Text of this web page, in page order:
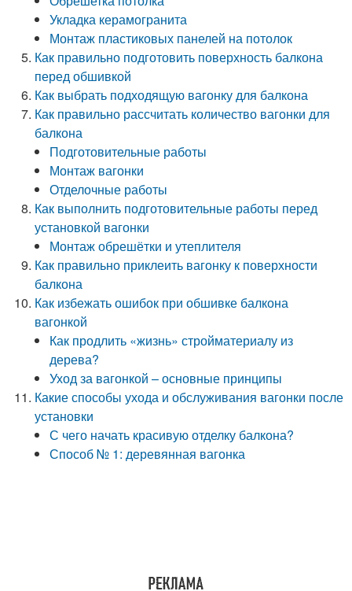
Укладка керамогранита
Монтаж пластиковых панелей на потолок
Как правильно подготовить поверхность балкона
перед обшивкой
Как выбрать подходящую вагонку для балкона
Как правильно рассчитать количество вагонки для
балкона
Подготовительные работы
Монтаж вагонки
Отделочные работы
Как выполнить подготовительные работы перед
установкой вагонки
Монтаж обрешётки и утеплителя
Как правильно приклеить вагонку к поверхности
балкона
Как избежать ошибок при обшивке балкона
вагонкой
Как продлить «жизнь» стройматериалу из
дерева?
Уход за вагонкой – основные принципы
Какие способы ухода и обслуживания вагонки после
установки
С чего начать красивую отделку балкона?
Способ № 1: деревянная вагонка